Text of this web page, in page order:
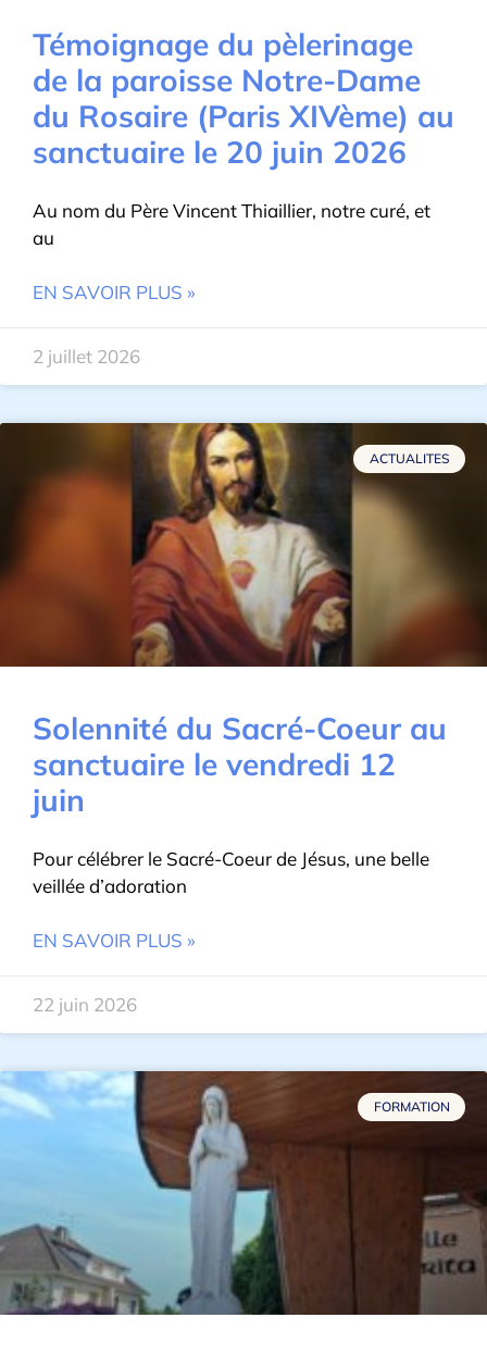
Témoignage du pèlerinage
de la paroisse Notre-Dame
du Rosaire (Paris XIVème) au
sanctuaire le 20 juin 2026
Au nom du Père Vincent Thiaillier, notre curé, et
au
EN SAVOIR PLUS »
2 juillet 2026
ACTUALITES
Solennité du Sacré-Coeur au
sanctuaire le vendredi 12
juin
Pour célébrer le Sacré-Coeur de Jésus, une belle
veillée d’adoration
EN SAVOIR PLUS »
22 juin 2026
FORMATION